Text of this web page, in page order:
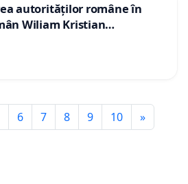
autorităților române în
Wiliam Kristian
plasament în Danemarca de
6 7 8 9 10 »